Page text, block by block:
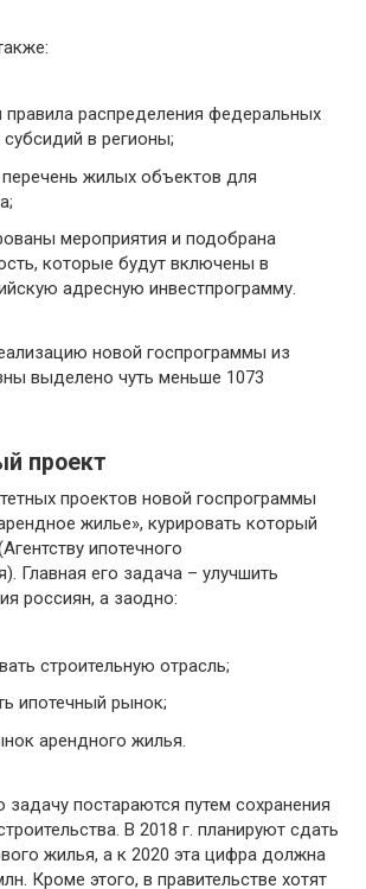
правила распределения федеральных
в регионы;
перечень жилых объектов для
мероприятия и подобрана
которые будут включены в
адресную инвестпрограмму.
новой госпрограммы из
выделено чуть меньше 1073
проект
проектов новой госпрограммы
жилье», курировать который
ипотечного
Главная его задача – улучшить
россиян, а заодно:
строительную отрасль;
ипотечный рынок;
арендного жилья.
постараются путем сохранения
В 2018 г. планируют сдать
жилья, а к 2020 эта цифра должна
Кроме этого, в правительстве хотят